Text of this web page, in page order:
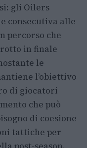
gli Oilers
consecutiva alle
percorso che
in finale
le
l’obiettivo
di giocatori
che può
di coesione
tattiche per